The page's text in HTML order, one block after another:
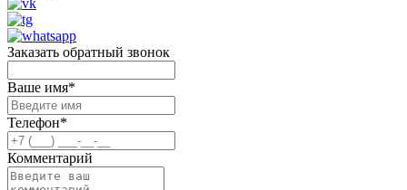
Заказать обратный звонок
Ваше имя*
Телефон*
Комментарий